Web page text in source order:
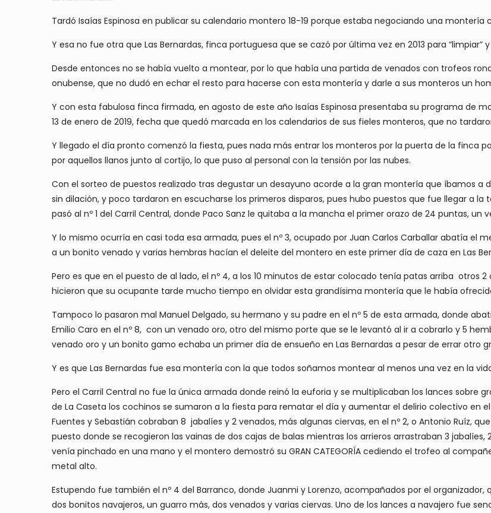
Tardó Isaías Espinosa en publicar su calendario montero 18-19 porque estaba negociando una
Y esa no fue otra que Las Bernardas, finca portuguesa que se cazó por última vez en 2013 para
Desde entonces no se había vuelto a montear, por lo que había una partida de venados con trofeos
onubense, que no dudó en echar el resto para hacerse con esta montería y darle a sus monteros un
Y con esta fabulosa finca firmada, en agosto de este año Isaías Espinosa presentaba su programa de
13 de enero de 2019, fecha que quedó marcada en los calendarios de sus fieles monteros, que no
Y llegado el día pronto comenzó la fiesta, pues nada más entrar los monteros por la puerta de la finca
por aquellos llanos junto al cortijo, lo que puso al personal con la tensión por las nubes.
Con el sorteo de puestos realizado tras degustar un desayuno acorde a la gran montería que íbamos a
sin dilación, y poco tardaron en escucharse los primeros disparos, pues hubo puestos que fue llegar a
pasó al nº 1 del Carril Central, donde Paco Sanz le quitaba a la mancha el primer orazo de 24 puntas,
Y lo mismo ocurría en casi toda esa armada, pues el nº 3, ocupado por Juan Carlos Carballar abatía el
a un bonito venado y varias hembras hacían el deleite del montero en este primer día de caza en Las
Pero es que en el puesto de al lado, el nº 4, a los 10 minutos de estar colocado tenía patas arriba otros
hicieron que su ocupante tarde mucho tiempo en olvidar esta grandísima montería que le había
Tampoco lo pasaron mal Manuel Delgado, su hermano y su padre en el nº 5 de esta armada, donde
Emilio Caro en el nº 8, con un venado oro, otro del mismo porte que se le levantó al ir a cobrarlo y 5
venado oro y un bonito gamo echaba un primer día de ensueño en Las Bernardas a pesar de errar otro
Y es que Las Bernardas fue esa montería con la que todos soñamos montear al menos una vez en la
Pero el Carril Central no fue la única armada donde reinó la euforia y se multiplicaban los lances sobre
de La Caseta los cochinos se sumaron a la fiesta para rematar el día y aumentar el delirio colectivo en
Fuentes y Sebastián cobraban 8 jabalíes y 2 venados, más algunas ciervas, en el nº 2, o Antonio Ruíz,
puesto donde se recogieron las vainas de dos cajas de balas mientras los arrieros arrastraban 3
venía pinchado en una mano y el montero demostró su GRAN CATEGORÍA cediendo el trofeo al
metal alto.
Estupendo fue también el nº 4 del Barranco, donde Juanmi y Lorenzo, acompañados por el
dos bonitos navajeros, un guarro más, dos venados y varias ciervas. Uno de los lances a navajero fue